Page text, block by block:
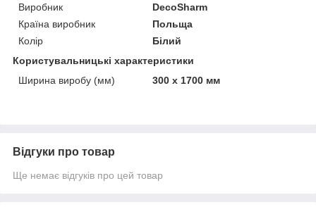
Виробник
DecoSharm
Країна виробник
Польща
Колір
Білий
Користувальницькі характеристики
Ширина виробу (мм)
300 х 1700 мм
Відгуки про товар
Ще немає відгуків про цей товар